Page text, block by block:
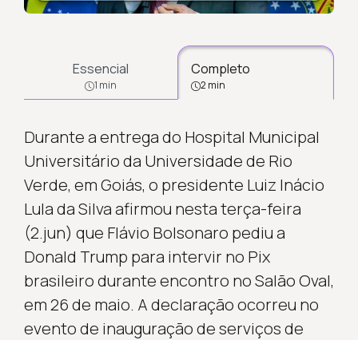
Essencial
1 min
Completo
2 min
Durante a entrega do Hospital Municipal
Universitário da Universidade de Rio
Verde, em Goiás, o presidente Luiz Inácio
Lula da Silva afirmou nesta terça-feira
(2.jun) que Flávio Bolsonaro pediu a
Donald Trump para intervir no Pix
brasileiro durante encontro no Salão Oval,
em 26 de maio. A declaração ocorreu no
evento de inauguração de serviços de